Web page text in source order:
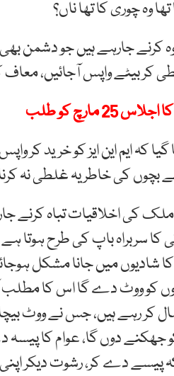
وہ چوری کا تھا ناں؟
کرنے جارہے ہیں جو دشمن
کر بیٹے واپس آجائیں،
کو طلب
کہ ایم این ایز کو خرید کر
بچوں کی خاطر یہ غلطی نہ
ملک کی اخلاقیات تباہ
کا سربراہ باپ کی طرح
میں جانا مشکل
کو ووٹ دے گا اس کا
کر رہے ہیں، جس نے ووٹ
دوں گا، عوام کا
پیسے دے کر، رشوت دیکر